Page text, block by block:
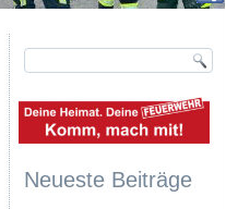
Neueste Beiträge